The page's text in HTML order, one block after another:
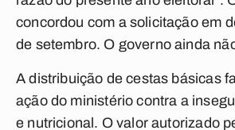
concordou com a solicitação em
de setembro. O governo ainda
A distribuição de cestas básicas
ação do ministério contra a
e nutricional. O valor autorizado